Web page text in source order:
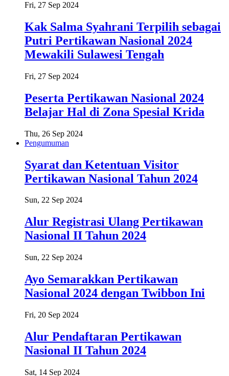
Fri, 27 Sep 2024
Kak Salma Syahrani Terpilih sebagai
Putri Pertikawan Nasional 2024
Mewakili Sulawesi Tengah
Fri, 27 Sep 2024
Peserta Pertikawan Nasional 2024
Belajar Hal di Zona Spesial Krida
Thu, 26 Sep 2024
Pengumuman
Syarat dan Ketentuan Visitor
Pertikawan Nasional Tahun 2024
Sun, 22 Sep 2024
Alur Registrasi Ulang Pertikawan
Nasional II Tahun 2024
Sun, 22 Sep 2024
Ayo Semarakkan Pertikawan
Nasional 2024 dengan Twibbon Ini
Fri, 20 Sep 2024
Alur Pendaftaran Pertikawan
Nasional II Tahun 2024
Sat, 14 Sep 2024